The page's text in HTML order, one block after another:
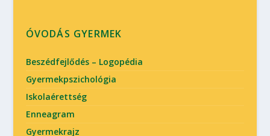
ÓVODÁS GYERMEK
Beszédfejlődés – Logopédia
Gyermekpszichológia
Iskolaérettség
Enneagram
Gyermekrajz